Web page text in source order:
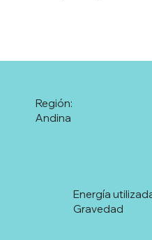
Andina
Región:
Gravedad
Energía